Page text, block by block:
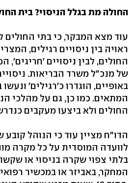
החולה מת בגלל הניסוי? בית
עוד מצא המבקר, כי בתי החולים
ראויה בין ניסויים רגילים,
החולים, לבין ניסויים 'חריגים',
של מנכ"ל משרד הבריאות.
באופיים, הוגדרו כ'רגילים'
המתאים. כמו כן, גם על מהלכי
החולים ולא ביצעו מעקבים
הדו"ח מציין עוד כי הנוהל קובע
לוועדה המוסדית על כל מקרה
בלתי צפוי שקרה בניסוי או
המחקר, באביזר או במכשיר